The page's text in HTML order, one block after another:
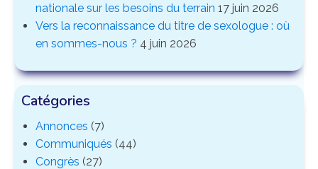
nationale sur les besoins du terrain 17 juin 2026
Vers la reconnaissance du titre de sexologue : où
en sommes-nous ? 4 juin 2026
Catégories
Annonces (7)
Communiqués (44)
Congrès (27)